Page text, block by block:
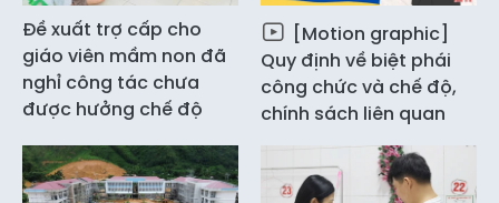
Đề xuất trợ cấp cho
giáo viên mầm non đã
nghỉ công tác chưa
được hưởng chế độ
[Motion graphic]
Quy định về biệt phái
công chức và chế độ,
chính sách liên quan